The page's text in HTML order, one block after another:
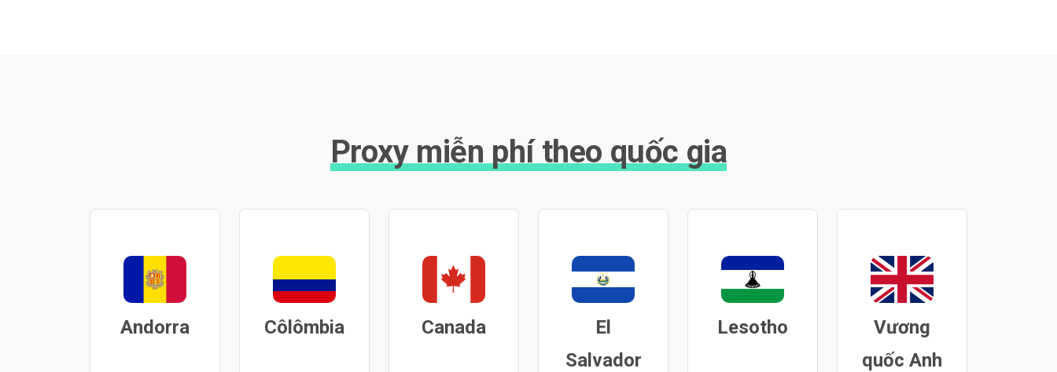
Proxy miễn phí theo quốc gia
Andorra Côlômbia Canada
El
Salvador
Lesotho
Vương
quốc Anh